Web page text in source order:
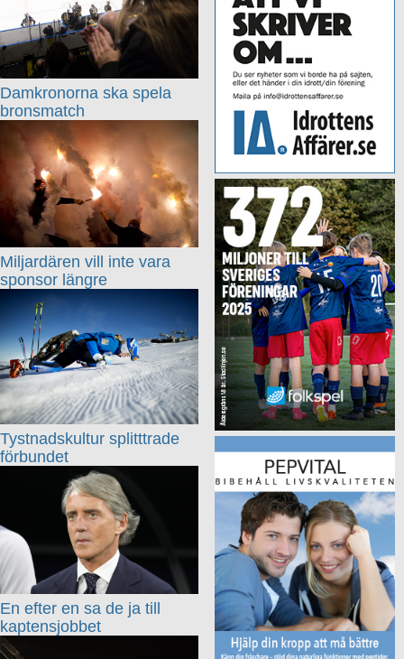
Damkronorna ska spela
bronsmatch
Miljardären vill inte vara
sponsor längre
Tystnadskultur splitttrade
förbundet
En efter en sa de ja till
kaptensjobbet